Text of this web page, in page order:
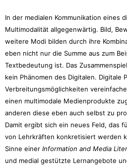
In der medialen Kommunikation eines
Multimodalität allgegenwärtig. Bild,
weitere Modi bilden durch ihre
eben nicht nur die Summe aus zum
Textbedeutung ist. Das
kein Phänomen des Digitalen. Digitale
Verbreitungsmöglichkeiten
einen multimodale Medienprodukte
anderen diese eben auch selbst zu
Damit ergibt sich ein neues Feld, das
von Lehrkräften konkretisiert werden
Sinne einer Information and Media
und medial gestützte Lernangebote